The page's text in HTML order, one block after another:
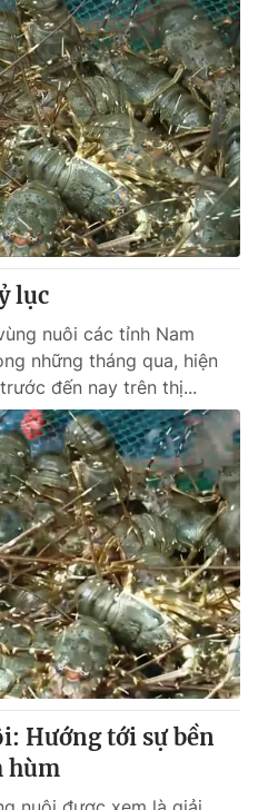
lục
nuôi các tỉnh Nam
những tháng qua, hiện
đến nay trên thị...
Hướng tới sự bền
hùm